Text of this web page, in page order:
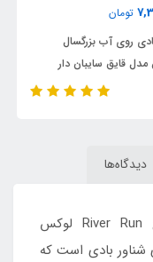
تومان
بادی روی آب تکنفره اینتکس
ران پرو
دیدگاه‌ها
اینتکس طرح River Run لوکس
شناور بادی است که